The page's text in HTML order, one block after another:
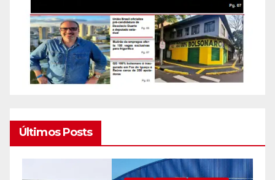
Últimos Posts